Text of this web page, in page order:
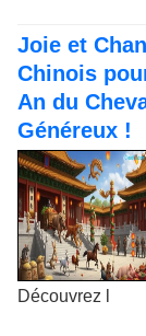
Joie et
Chinois
An du
Généreux !
Découvrez l